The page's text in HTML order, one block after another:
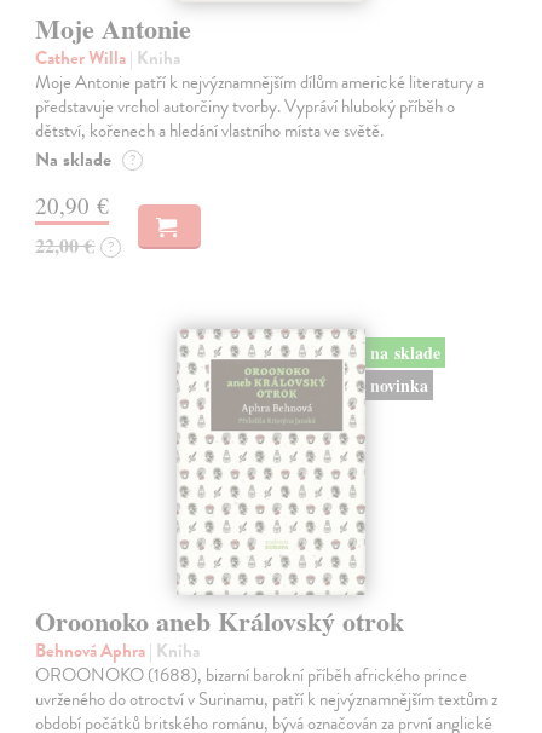
Moje Antonie
Cather Willa| Kniha
Moje Antonie patří k nejvýznamnějším dílům americké literatury a
představuje vrchol autorčiny tvorby. Vypráví hluboký příběh o
dětství, kořenech a hledání vlastního místa ve světě.
Na sklade ?
20,90 €
22,00 € ?
na sklade
novinka
Oroonoko aneb Královský otrok
Behnová Aphra| Kniha
OROONOKO (1688), bizarní barokní příběh afrického prince
uvrženého do otroctví v Surinamu, patří k nejvýznamnějším textům z
období počátků britského románu, bývá označován za první anglické